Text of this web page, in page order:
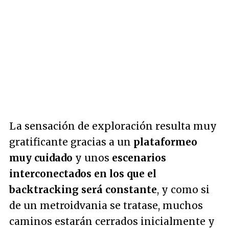
La sensación de exploración resulta muy
gratificante gracias a un plataformeo
muy cuidado y unos escenarios
interconectados en los que el
backtracking será constante, y como si
de un metroidvania se tratase, muchos
caminos estarán cerrados inicialmente y